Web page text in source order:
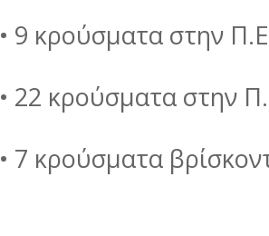
• 9 κρούσματα στην
• 22 κρούσματα στην
• 7 κρούσματα